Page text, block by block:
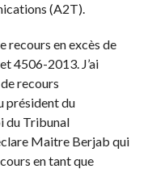
(A2T).
recours en excès de
4506-2013. J’ai
recours
président du
du Tribunal
Maitre Berjab qui
en tant que